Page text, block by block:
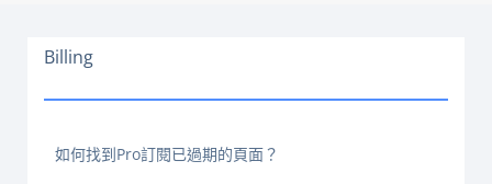
Billing
如何找到Pro訂閱已過期的頁面？